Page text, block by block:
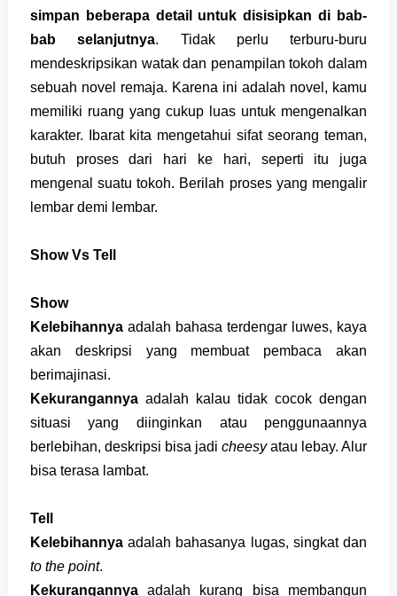
simpan beberapa detail untuk disisipkan di bab-
bab selanjutnya. Tidak perlu terburu-buru
mendeskripsikan watak dan penampilan tokoh dalam
sebuah novel remaja. Karena ini adalah novel, kamu
memiliki ruang yang cukup luas untuk mengenalkan
karakter. Ibarat kita mengetahui sifat seorang teman,
butuh proses dari hari ke hari, seperti itu juga
mengenal suatu tokoh. Berilah proses yang mengalir
lembar demi lembar.
Show Vs Tell
Show
Kelebihannyaadalah bahasa terdengar luwes, kaya
akan deskripsi yang membuat pembaca akan
berimajinasi.
Kekurangannyaadalah kalau tidak cocok dengan
situasi yang diinginkan atau penggunaannya
berlebihan, deskripsi bisa jadi cheesyatau lebay. Alur
bisa terasa lambat.
Tell
Kelebihannyaadalah bahasanya lugas, singkat dan
to the point.
Kekurangannyaadalah kurang bisa membangun